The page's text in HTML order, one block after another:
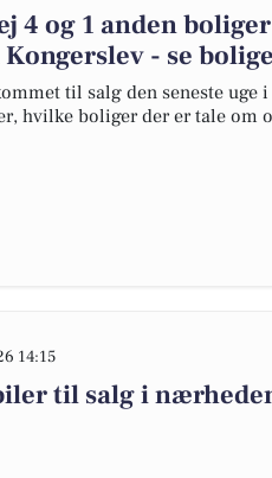
4 og 1 anden
- se
til salg den seneste uge
hvilke boliger der er tale om
14:15
til salg i